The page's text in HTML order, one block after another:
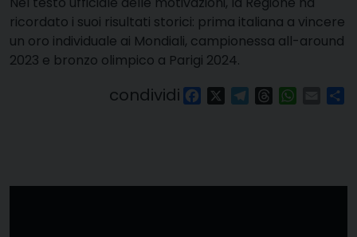
ricordato i suoi risultati storici: prima italiana a vincere
un oro individuale ai Mondiali, campionessa all-around
2023 e bronzo olimpico a Parigi 2024.
condividi FacebookTelegram
Threads Email